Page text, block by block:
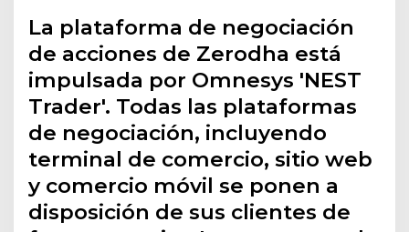
La plataforma de negociación
de acciones de Zerodha está
impulsada por Omnesys 'NEST
Trader'. Todas las plataformas
de negociación, incluyendo
terminal de comercio, sitio web
y comercio móvil se ponen a
disposición de sus clientes de